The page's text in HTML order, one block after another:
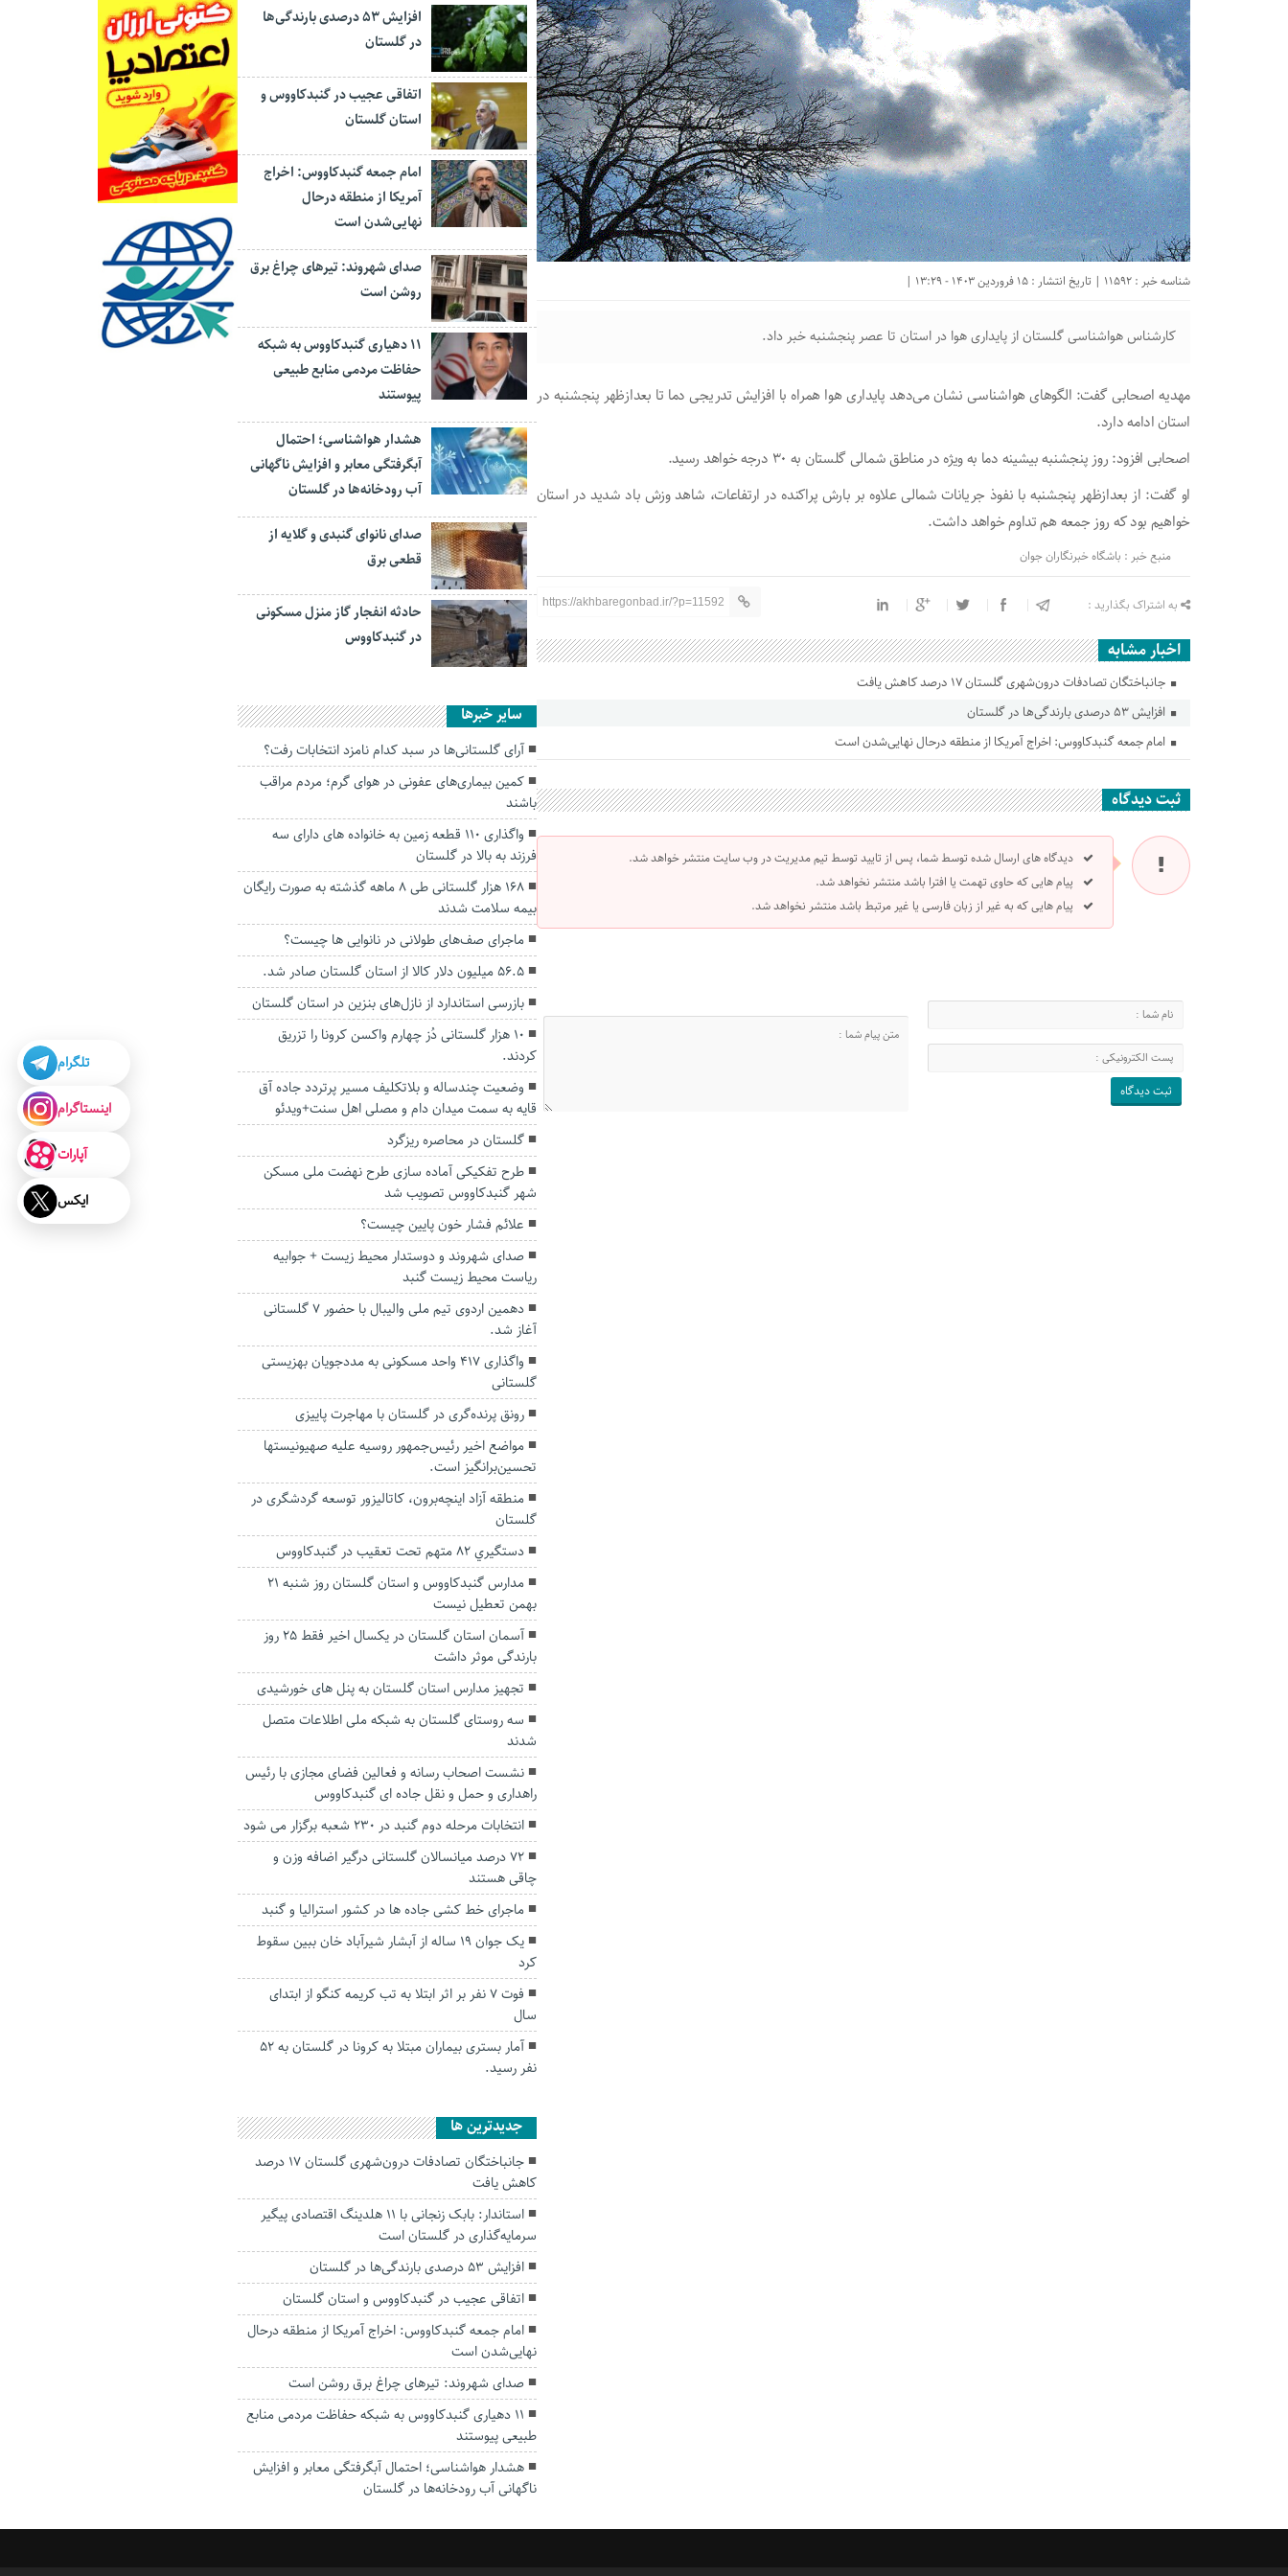
شناسه خبر : 11592 | تاریخ انتشار : 15 فروردین 1403 - 13:29 |
کارشناس هواشناسی گلستان از پایداری هوا در استان تا عصر پنجشنبه خبر داد.
مهدیه اصحابی گفت: الگو‌های هواشناسی نشان می‌دهد پایداری هوا همراه با افزایش تدریجی دما تا بعدازظهر پنجشنبه در
استان ادامه دارد.
اصحابی افزود: روز پنجشنبه بیشینه دما به ویژه در مناطق شمالی گلستان به ۳۰ درجه خواهد رسید.
او گفت: از بعدازظهر پنجشنبه با نفوذ جریانات شمالی علاوه بر بارش پراکنده در ارتفاعات، شاهد وزش باد شدید در استان
خواهیم بود که روز جمعه هم تداوم خواهد داشت.
منبع خبر : باشگاه خبرنگاران جوان
به اشتراک بگذارید : https://akhbaregonbad.ir/?p=11592
اخبار مشابه
جانباختگان تصادفات درون‌شهری گلستان ۱۷ درصد کاهش یافت
افزایش ۵۳ درصدی بارندگی‌ها در گلستان
امام جمعه گنبدکاووس: اخراج آمریکا از منطقه درحال نهایی‌شدن است
ثبت دیدگاه
دیدگاه های ارسال شده توسط شما، پس از تایید توسط تیم مدیریت در وب سایت منتشر خواهد شد.
پیام هایی که حاوی تهمت یا افترا باشد منتشر نخواهد شد.
پیام هایی که به غیر از زبان فارسی یا غیر مرتبط باشد منتشر نخواهد شد.
افزایش ۵۳ درصدی بارندگی‌ها
در گلستان
اتفاقی عجیب در‌ گنبدکاووس و
استان گلستان
امام جمعه گنبدکاووس: اخراج
آمریکا از منطقه درحال
نهایی‌شدن است
صدای شهروند: تیرهای چراغ برق
روشن است
۱۱ دهیاری گنبدکاووس به شبکه
حفاظت مردمی منابع طبیعی
پیوستند
هشدار هواشناسی؛ احتمال
آبگرفتگی معابر و افزایش ناگهانی
آب رودخانه‌ها در گلستان
صدای نانوای گنبدی و گلایه از
قطعی برق
حادثه انفجار گاز منزل مسکونی
در گنبدکاووس
سایر خبرها
آرای گلستانی‌ها در سبد کدام نامزد انتخابات رفت؟
کمین بیماری‌های عفونی در هوای گرم؛ مردم مراقب
باشند
واگذاری ۱۱۰ قطعه زمین به خانواده های دارای سه
فرزند به بالا در گلستان
۱۶۸ هزار گلستانی طی ۸ ماهه گذشته به صورت رایگان
بیمه سلامت شدند
ماجرای صف‌های طولانی در نانوایی ها چیست؟
56.5 میلیون دلار کالا از استان گلستان صادر شد.
بازرسی استاندارد از نازل‌های بنزین در استان گلستان
۱۰ هزار گلستانی دُز چهارم واکسن کرونا را تزریق
کردند.
وضعیت چندساله و بلاتکلیف مسیر پرتردد جاده آق
قایه به سمت میدان دام و مصلی اهل سنت+ویدئو
گلستان در محاصره ریزگرد
طرح تفکیکی آماده سازی طرح نهضت ملی مسکن
شهر گنبدکاووس تصویب شد
علائم فشار خون پایین چیست؟
صدای شهروند و دوستدار محیط زیست + جوابیه
ریاست محیط زیست گنبد
دهمین اردوی تیم ملی والیبال با حضور ۷ گلستانی
آغاز شد.
واگذاری ۴۱۷ واحد مسکونی به مددجویان بهزیستی
گلستانی
رونق پرنده‌گری در گلستان با مهاجرت پاییزی
مواضع اخیر رئیس‌جمهور روسیه علیه صهیونیستها
تحسین‌برانگیز است.
منطقه آزاد اینچه‌برون، کاتالیزور توسعه گردشگری در
گلستان
دستگيري 82 متهم تحت تعقيب در گنبدكاووس
مدارس گنبدکاووس و استان گلستان روز شنبه ۲۱
بهمن تعطیل نیست
آسمان استان گلستان در یکسال اخیر فقط ۲۵ روز
بارندگی موثر داشت
تجهیز مدارس استان گلستان به پنل های خورشیدی
سه روستای گلستان به شبکه ملی اطلاعات متصل
شدند
نشست اصحاب رسانه و فعالین فضای مجازی با رئیس
راهداری و حمل و نقل جاده ای گنبدکاووس
انتخابات مرحله دوم گنبد در ۲۳۰ شعبه برگزار می شود
۷۲ درصد میانسالان گلستانی درگیر اضافه وزن و
چاقی هستند
ماجرای خط کشی جاده ها در کشور استرالیا و گنبد
یک جوان ۱۹ ساله از آبشار شیرآباد خان ببین سقوط
کرد
فوت ۷ نفر بر اثر ابتلا به تب کریمه کنگو از ابتدای
سال
آمار بستری بیماران مبتلا به کرونا در گلستان به ۵۲
نفر رسید.
جديدترين ها
جانباختگان تصادفات درون‌شهری گلستان ۱۷ درصد
کاهش یافت
استاندار: بابک زنجانی با ۱۱ هلدینگ اقتصادی پیگیر
سرمایه‌گذاری در گلستان است
افزایش ۵۳ درصدی بارندگی‌ها در گلستان
اتفاقی عجیب در‌ گنبدکاووس و استان گلستان
امام جمعه گنبدکاووس: اخراج آمریکا از منطقه درحال
نهایی‌شدن است
صدای شهروند: تیرهای چراغ برق روشن است
۱۱ دهیاری گنبدکاووس به شبکه حفاظت مردمی منابع
طبیعی پیوستند
هشدار هواشناسی؛ احتمال آبگرفتگی معابر و افزایش
ناگهانی آب رودخانه‌ها در گلستان
تلگرام
اینستاگرام
آپارات
ایکس